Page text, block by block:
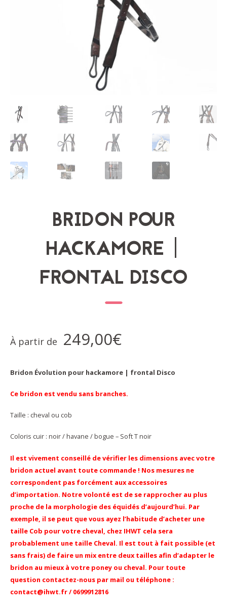
BRIDON POUR
HACKAMORE |
FRONTAL DISCO
À partir de 249,00€
Bridon Évolution pour hackamore | frontal Disco
Ce bridon est vendu sans branches.
Taille : cheval ou cob
Coloris cuir : noir / havane / bogue – Soft T noir
Il est vivement conseillé de vérifier les dimensions avec votre
bridon actuel avant toute commande ! Nos mesures ne
correspondent pas forcément aux accessoires
d’importation. Notre volonté est de se rapprocher au plus
proche de la morphologie des équidés d’aujourd’hui. Par
exemple, il se peut que vous ayez l’habitude d’acheter une
taille Cob pour votre cheval, chez IHWT cela sera
probablement une taille Cheval. Il est tout à fait possible (et
sans frais) de faire un mix entre deux tailles afin d’adapter le
bridon au mieux à votre poney ou cheval. Pour toute
question contactez-nous par mail ou téléphone :
contact@ihwt.fr / 0699912816